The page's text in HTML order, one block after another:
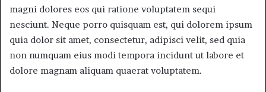
magni dolores eos qui ratione voluptatem sequi
nesciunt. Neque porro quisquam est, qui dolorem ipsum
quia dolor sit amet, consectetur, adipisci velit, sed quia
non numquam eius modi tempora incidunt ut labore et
dolore magnam aliquam quaerat voluptatem.